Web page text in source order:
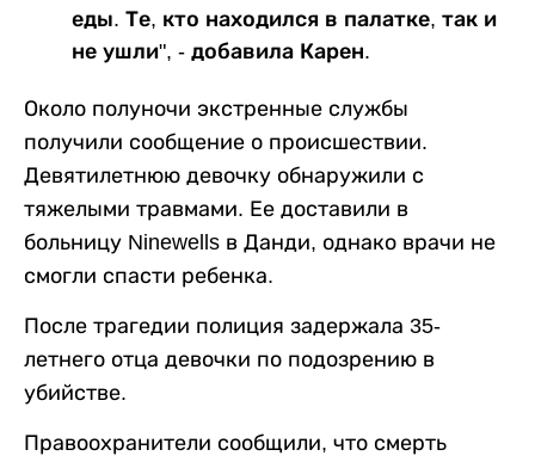
еды. Те, кто находился в палатке, так и
не ушли", - добавила Карен.
Около полуночи экстренные службы
получили сообщение о происшествии.
Девятилетнюю девочку обнаружили с
тяжелыми травмами. Ее доставили в
больницу Ninewells в Данди, однако врачи не
смогли спасти ребенка.
После трагедии полиция задержала 35-
летнего отца девочки по подозрению в
убийстве.
Правоохранители сообщили, что смерть